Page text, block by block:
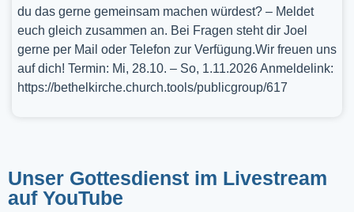
du das gerne gemeinsam machen würdest? – Meldet
euch gleich zusammen an. Bei Fragen steht dir Joel
gerne per Mail oder Telefon zur Verfügung.Wir freuen uns
auf dich! Termin: Mi, 28.10. – So, 1.11.2026 Anmeldelink:
https://bethelkirche.church.tools/publicgroup/617
Unser Gottesdienst im Livestream
auf YouTube